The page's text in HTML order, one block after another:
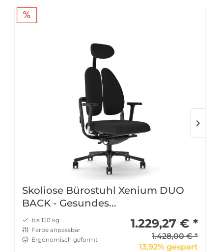
Skoliose Bürostuhl Xenium DUO
BACK - Gesundes...
bis 150 kg
Farbe anpassbar
Ergonomisch geformt
1.229,27 € *
1.428,00 € *
13,92% gespart